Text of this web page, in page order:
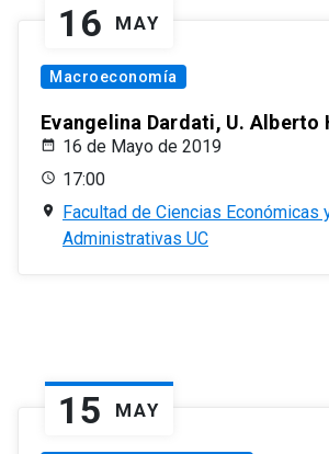
16 MAY
Macroeconomía
Evangelina Dardati, U. Alberto
16 de Mayo de 2019
17:00
Facultad de Ciencias Económicas
Administrativas UC
15 MAY